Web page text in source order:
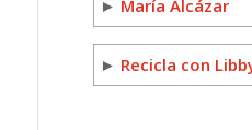
► María Alcázar
► Recicla con